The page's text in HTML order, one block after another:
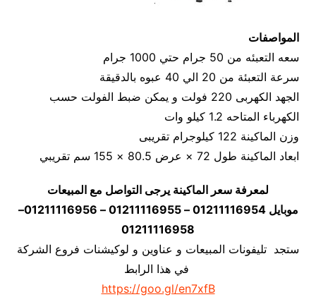
المواصفات
سعه التعبئه من 50 جرام حتي 1000 جرام
سرعة التعبئة من 20 الي 40 عبوه بالدقيقة
الجهد الكهربى 220 فولت و يمكن ضبط الفولت حسب
الكهرباء المتاحه 1.2 كيلو وات
وزن الماكينة 122 كيلوجرام تقريبى
ابعاد الماكينة طول 72 × عرض 80.5 × 155 سم تقريبي
لمعرفة سعر الماكينة يرجى التواصل مع المبيعات
موبايل 01211116954 – 01211116955 – 01211116956–
01211116958
ستجد تليفونات المبيعات و عناوين و لوكيشنات فروع الشركة
في هذا الرابط
https://goo.gl/en7xfB